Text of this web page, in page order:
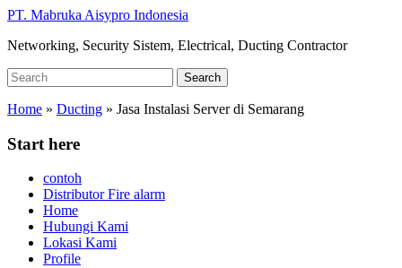
Skip
main
PT. Mabruka Aisypro Indonesia
Networking, Security Sistem, Electrical, Ducting Contractor
Search
for:
Search
Home » Ducting » Jasa Instalasi Server di Semarang
Start here
contoh
Distributor Fire alarm
Home
Hubungi Kami
Lokasi Kami
Profile